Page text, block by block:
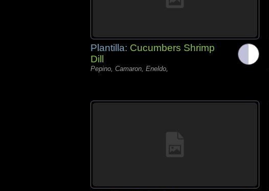
Plantilla: Cucumbers Shrimp
Dill
Pepino, Camaron, Eneldo,